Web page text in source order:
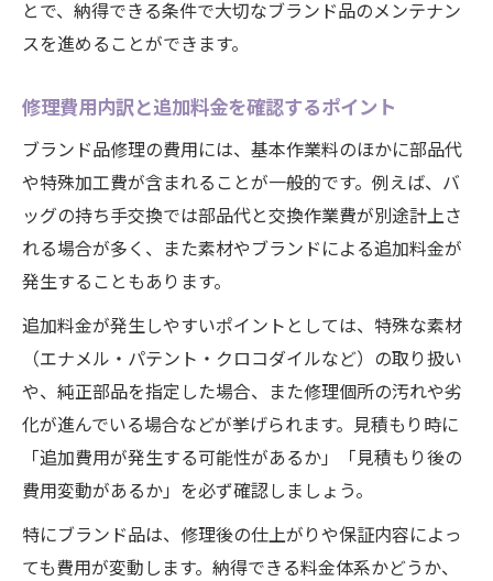
とで、納得できる条件で大切なブランド品のメンテナン
スを進めることができます。
修理費用内訳と追加料金を確認するポイント
ブランド品修理の費用には、基本作業料のほかに部品代
や特殊加工費が含まれることが一般的です。例えば、バ
ッグの持ち手交換では部品代と交換作業費が別途計上さ
れる場合が多く、また素材やブランドによる追加料金が
発生することもあります。
追加料金が発生しやすいポイントとしては、特殊な素材
（エナメル・パテント・クロコダイルなど）の取り扱い
や、純正部品を指定した場合、また修理個所の汚れや劣
化が進んでいる場合などが挙げられます。見積もり時に
「追加費用が発生する可能性があるか」「見積もり後の
費用変動があるか」を必ず確認しましょう。
特にブランド品は、修理後の仕上がりや保証内容によっ
ても費用が変動します。納得できる料金体系かどうか、